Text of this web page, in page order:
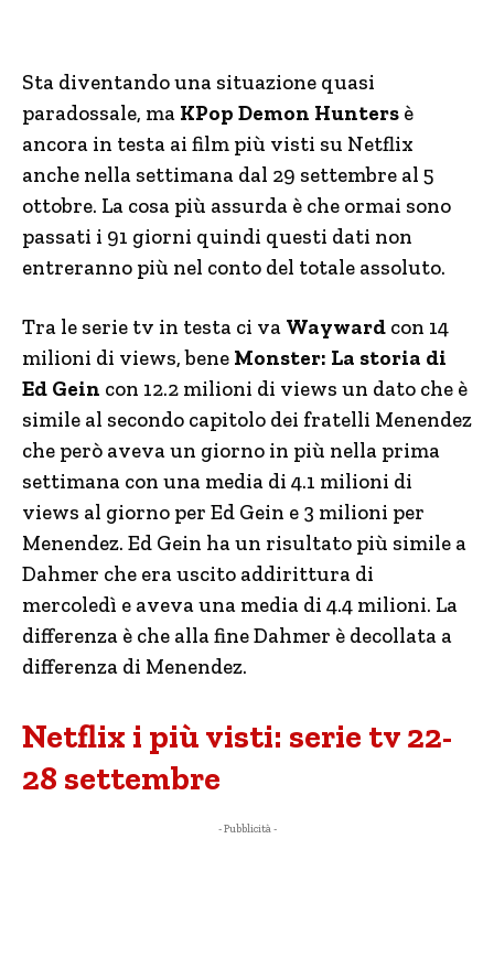
Sta diventando una situazione quasi
paradossale, ma KPop Demon Hunters è
ancora in testa ai film più visti su Netflix
anche nella settimana dal 29 settembre al 5
ottobre. La cosa più assurda è che ormai sono
passati i 91 giorni quindi questi dati non
entreranno più nel conto del totale assoluto.
Tra le serie tv in testa ci va Wayward con 14
milioni di views, bene Monster: La storia di
Ed Gein con 12.2 milioni di views un dato che è
simile al secondo capitolo dei fratelli Menendez
che però aveva un giorno in più nella prima
settimana con una media di 4.1 milioni di
views al giorno per Ed Gein e 3 milioni per
Menendez. Ed Gein ha un risultato più simile a
Dahmer che era uscito addirittura di
mercoledì e aveva una media di 4.4 milioni. La
differenza è che alla fine Dahmer è decollata a
differenza di Menendez.
Netflix i più visti: serie tv 22-
28 settembre
- Pubblicità -